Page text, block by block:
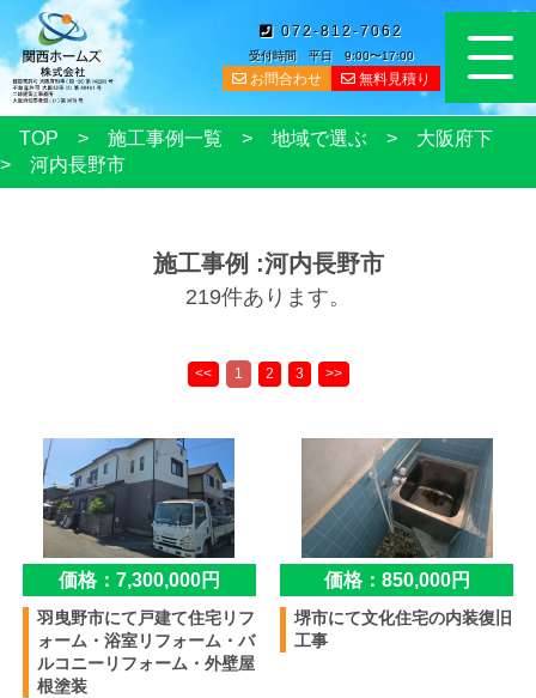
072-812-7062
受付時間 平日 9:00〜17:00
お問合わせ 無料見積り
TOP 施工事例一覧 地域で選ぶ
大阪府下
河内長野市
施工事例 :河内長野市
219件あります。
価格：7,300,000円
羽曳野市にて戸建て住宅リフ
ォーム・浴室リフォーム・バ
ルコニーリフォーム・外壁屋
根塗装
価格：850,000円
堺市にて文化住宅の内装復旧
工事